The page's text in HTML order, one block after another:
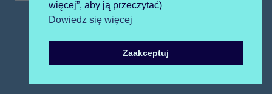
więcej”, aby ją przeczytać)
Dowiedz się więcej
Zaakceptuj